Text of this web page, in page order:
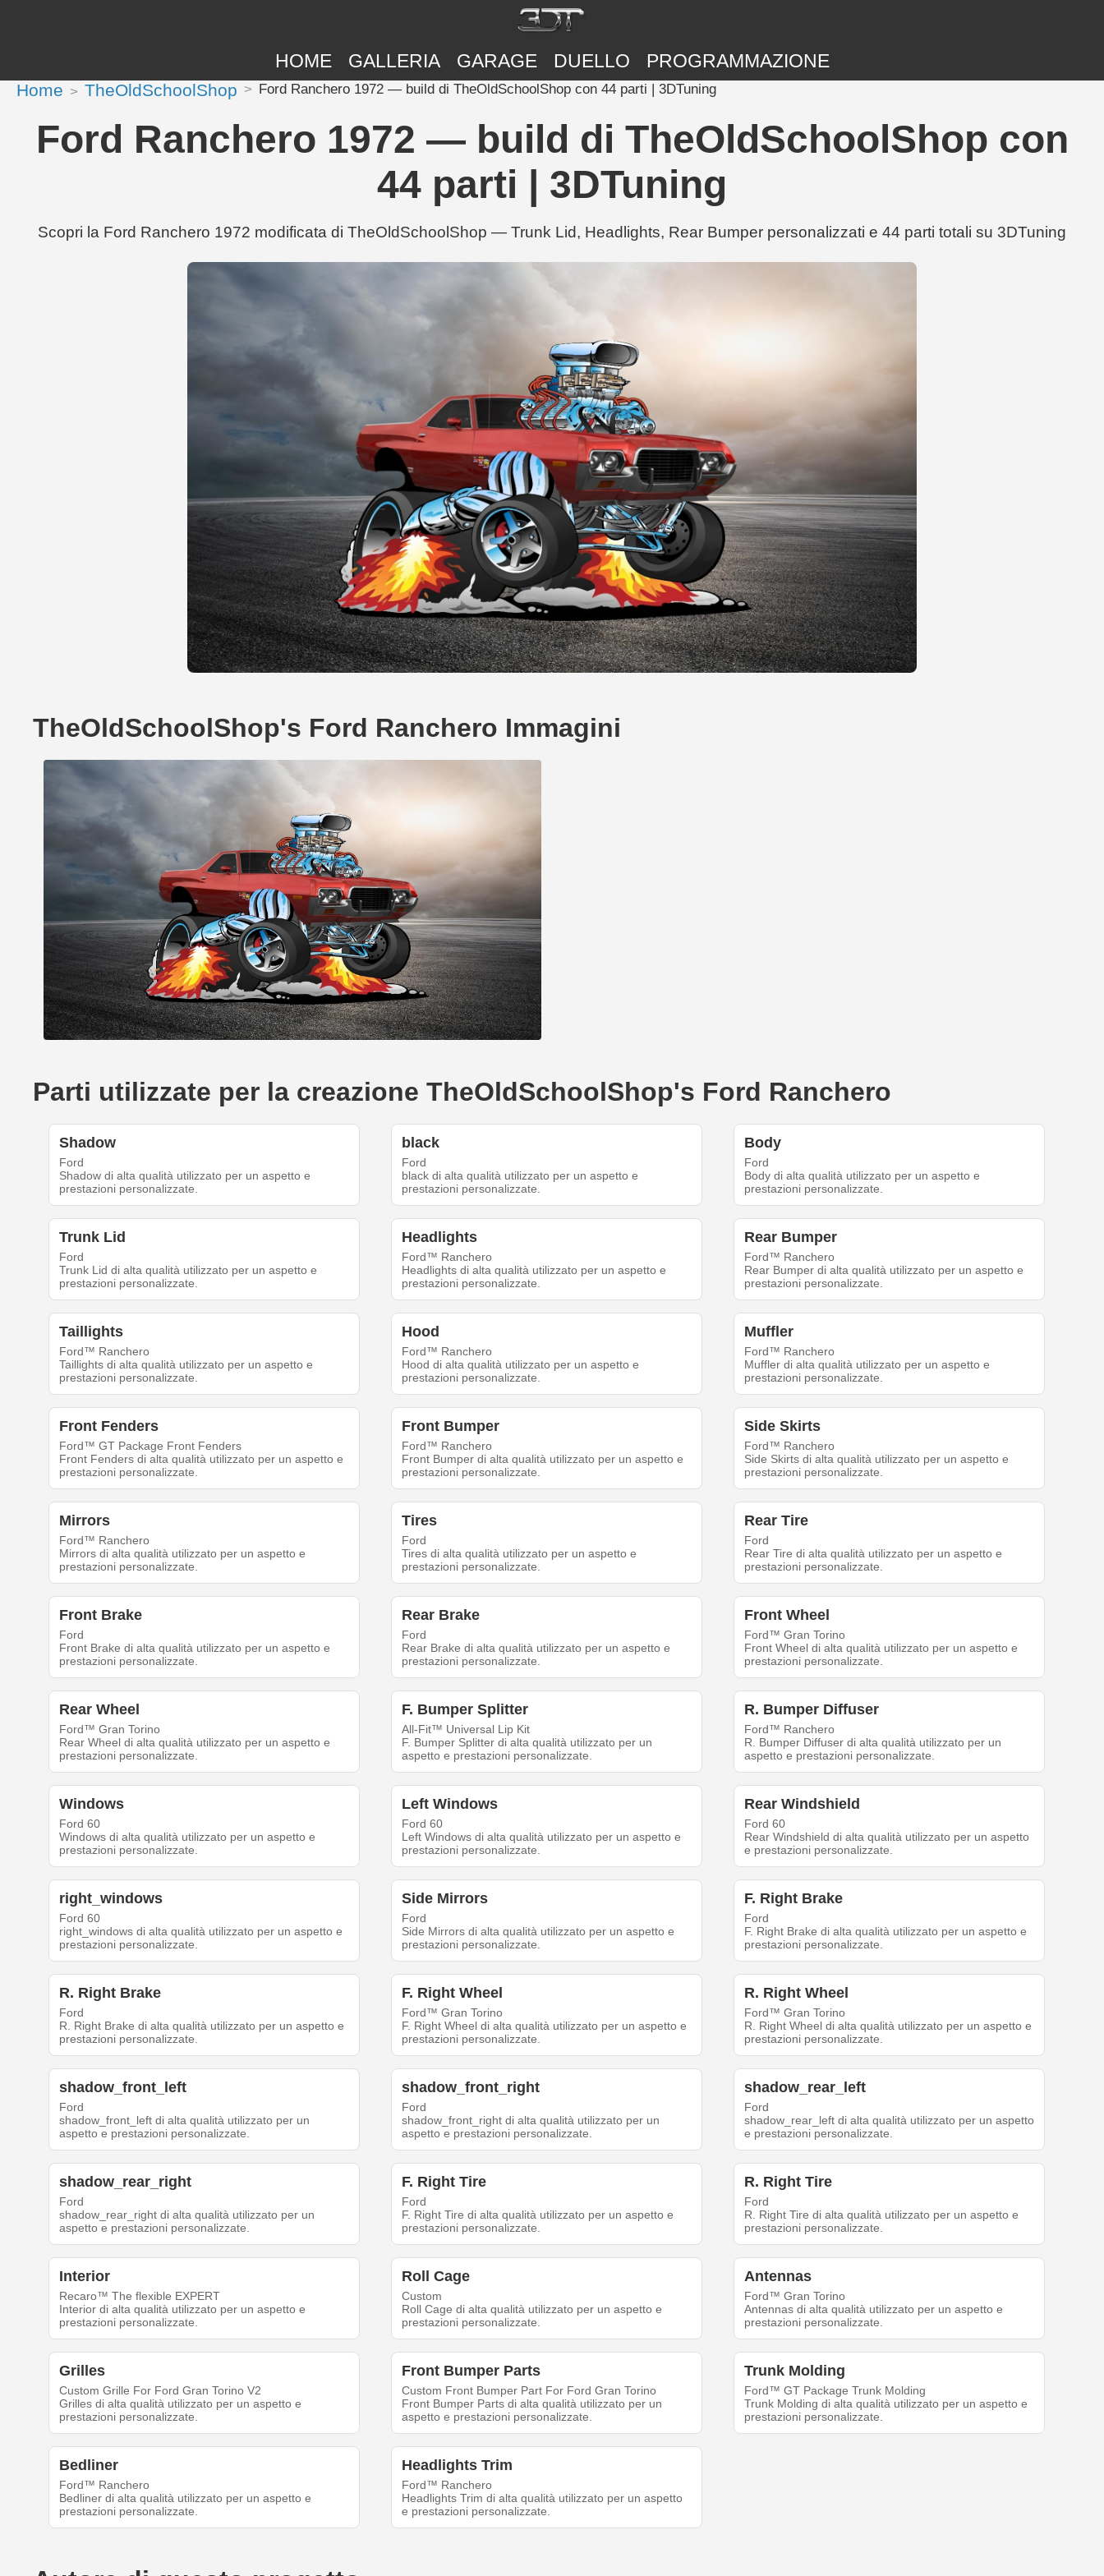
HOME GALLERIA GARAGE DUELLO PROGRAMMAZIONE
Home TheOldSchoolShop Ford Ranchero 1972 — build di TheOldSchoolShop con 44 parti | 3DTuning
Ford Ranchero 1972 — build di TheOldSchoolShop con
44 parti | 3DTuning
Scopri la Ford Ranchero 1972 modificata di TheOldSchoolShop — Trunk Lid, Headlights, Rear Bumper personalizzati e 44 parti totali su 3DTuning
TheOldSchoolShop's Ford Ranchero Immagini
Parti utilizzate per la creazione TheOldSchoolShop's Ford Ranchero
Shadow
Ford
Shadow di alta qualità utilizzato per un aspetto e
prestazioni personalizzate.
black
Ford
black di alta qualità utilizzato per un aspetto e
prestazioni personalizzate.
Body
Ford
Body di alta qualità utilizzato per un aspetto e
prestazioni personalizzate.
Trunk Lid
Ford
Trunk Lid di alta qualità utilizzato per un aspetto e
prestazioni personalizzate.
Headlights
Ford™ Ranchero
Headlights di alta qualità utilizzato per un aspetto e
prestazioni personalizzate.
Rear Bumper
Ford™ Ranchero
Rear Bumper di alta qualità utilizzato per un aspetto e
prestazioni personalizzate.
Taillights
Ford™ Ranchero
Taillights di alta qualità utilizzato per un aspetto e
prestazioni personalizzate.
Hood
Ford™ Ranchero
Hood di alta qualità utilizzato per un aspetto e
prestazioni personalizzate.
Muffler
Ford™ Ranchero
Muffler di alta qualità utilizzato per un aspetto e
prestazioni personalizzate.
Front Fenders
Ford™ GT Package Front Fenders
Front Fenders di alta qualità utilizzato per un aspetto e
prestazioni personalizzate.
Front Bumper
Ford™ Ranchero
Front Bumper di alta qualità utilizzato per un aspetto e
prestazioni personalizzate.
Side Skirts
Ford™ Ranchero
Side Skirts di alta qualità utilizzato per un aspetto e
prestazioni personalizzate.
Mirrors
Ford™ Ranchero
Mirrors di alta qualità utilizzato per un aspetto e
prestazioni personalizzate.
Tires
Ford
Tires di alta qualità utilizzato per un aspetto e
prestazioni personalizzate.
Rear Tire
Ford
Rear Tire di alta qualità utilizzato per un aspetto e
prestazioni personalizzate.
Front Brake
Ford
Front Brake di alta qualità utilizzato per un aspetto e
prestazioni personalizzate.
Rear Brake
Ford
Rear Brake di alta qualità utilizzato per un aspetto e
prestazioni personalizzate.
Front Wheel
Ford™ Gran Torino
Front Wheel di alta qualità utilizzato per un aspetto e
prestazioni personalizzate.
Rear Wheel
Ford™ Gran Torino
Rear Wheel di alta qualità utilizzato per un aspetto e
prestazioni personalizzate.
F. Bumper Splitter
All-Fit™ Universal Lip Kit
F. Bumper Splitter di alta qualità utilizzato per un
aspetto e prestazioni personalizzate.
R. Bumper Diffuser
Ford™ Ranchero
R. Bumper Diffuser di alta qualità utilizzato per un
aspetto e prestazioni personalizzate.
Windows
Ford 60
Windows di alta qualità utilizzato per un aspetto e
prestazioni personalizzate.
Left Windows
Ford 60
Left Windows di alta qualità utilizzato per un aspetto e
prestazioni personalizzate.
Rear Windshield
Ford 60
Rear Windshield di alta qualità utilizzato per un aspetto
e prestazioni personalizzate.
right_windows
Ford 60
right_windows di alta qualità utilizzato per un aspetto e
prestazioni personalizzate.
Side Mirrors
Ford
Side Mirrors di alta qualità utilizzato per un aspetto e
prestazioni personalizzate.
F. Right Brake
Ford
F. Right Brake di alta qualità utilizzato per un aspetto e
prestazioni personalizzate.
R. Right Brake
Ford
R. Right Brake di alta qualità utilizzato per un aspetto e
prestazioni personalizzate.
F. Right Wheel
Ford™ Gran Torino
F. Right Wheel di alta qualità utilizzato per un aspetto e
prestazioni personalizzate.
R. Right Wheel
Ford™ Gran Torino
R. Right Wheel di alta qualità utilizzato per un aspetto e
prestazioni personalizzate.
shadow_front_left
Ford
shadow_front_left di alta qualità utilizzato per un
aspetto e prestazioni personalizzate.
shadow_front_right
Ford
shadow_front_right di alta qualità utilizzato per un
aspetto e prestazioni personalizzate.
shadow_rear_left
Ford
shadow_rear_left di alta qualità utilizzato per un aspetto
e prestazioni personalizzate.
shadow_rear_right
Ford
shadow_rear_right di alta qualità utilizzato per un
aspetto e prestazioni personalizzate.
F. Right Tire
Ford
F. Right Tire di alta qualità utilizzato per un aspetto e
prestazioni personalizzate.
R. Right Tire
Ford
R. Right Tire di alta qualità utilizzato per un aspetto e
prestazioni personalizzate.
Interior
Recaro™ The flexible EXPERT
Interior di alta qualità utilizzato per un aspetto e
prestazioni personalizzate.
Roll Cage
Custom
Roll Cage di alta qualità utilizzato per un aspetto e
prestazioni personalizzate.
Antennas
Ford™ Gran Torino
Antennas di alta qualità utilizzato per un aspetto e
prestazioni personalizzate.
Grilles
Custom Grille For Ford Gran Torino V2
Grilles di alta qualità utilizzato per un aspetto e
prestazioni personalizzate.
Front Bumper Parts
Custom Front Bumper Part For Ford Gran Torino
Front Bumper Parts di alta qualità utilizzato per un
aspetto e prestazioni personalizzate.
Trunk Molding
Ford™ GT Package Trunk Molding
Trunk Molding di alta qualità utilizzato per un aspetto e
prestazioni personalizzate.
Bedliner
Ford™ Ranchero
Bedliner di alta qualità utilizzato per un aspetto e
prestazioni personalizzate.
Headlights Trim
Ford™ Ranchero
Headlights Trim di alta qualità utilizzato per un aspetto
e prestazioni personalizzate.